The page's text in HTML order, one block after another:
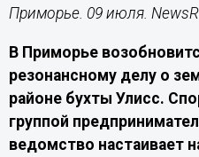
Приморье. 09 июля.
В Приморье
резонансному делу о
районе бухты Улисс.
группой
ведомство настаивает